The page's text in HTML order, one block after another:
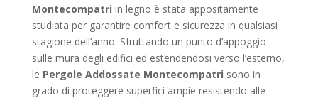
Montecompatri in legno è stata appositamente
studiata per garantire comfort e sicurezza in qualsiasi
stagione dell’anno. Sfruttando un punto d’appoggio
sulle mura degli edifici ed estendendosi verso l’esterno,
le Pergole Addossate Montecompatri sono in
grado di proteggere superfici ampie resistendo alle